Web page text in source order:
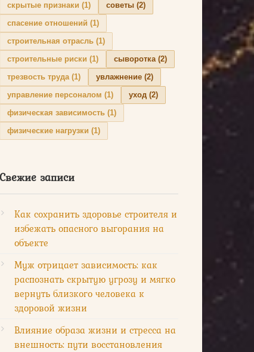
скрытые признаки (1) советы (2)
спасение отношений (1)
строительная отрасль (1)
строительные риски (1) сыворотка(2)
трезвость труда(1) увлажнение (2)
управление персоналом (1) уход (2)
физическая зависимость (1)
физические нагрузки (1)
Свежие записи
Как сохранить здоровье строителя и
избежать опасного выгорания на
объекте
Муж отрицает зависимость: как
распознать скрытую угрозу и мягко
вернуть близкого человека к
здоровой жизни
Влияние образа жизни и стресса на
внешность: пути восстановления